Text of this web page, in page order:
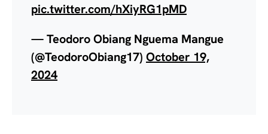
pic.twitter.com/hXiyRG1pMD
— Teodoro Obiang Nguema Mangue
(@TeodoroObiang17) October 19,
2024